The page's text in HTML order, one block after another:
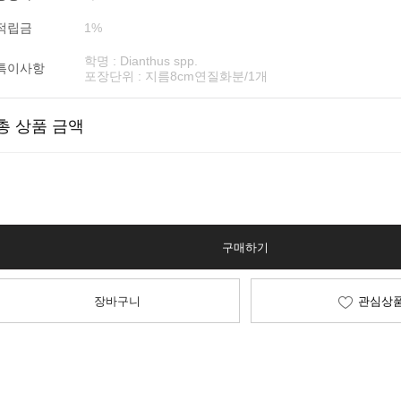
립금 1%
이사항
학명 : Dianthus spp.
포장단위 : 지름8cm연질화분/1개
상품 금액
구매하기
장바구니 관심상